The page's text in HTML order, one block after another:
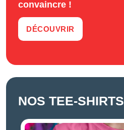
convaincre !
DÉCOUVRIR
NOS TEE-SHIRTS